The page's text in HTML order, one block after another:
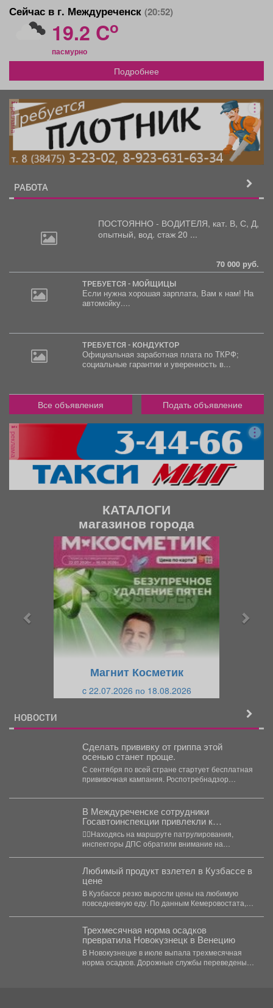
Сейчас в г. Междуреченск (20:52)
19.2 Co
пасмурно
Подробнее
реклама
РАБОТА
ПОСТОЯННО - ВОДИТЕЛЯ, кат. В, С, Д,
опытный, вод. стаж 20 ...
70 000 руб.
ТРЕБУЕТСЯ - МОЙЩИЦЫ
Если нужна хорошая зарплата, Вам к нам! На
автомойку....
ТРЕБУЕТСЯ - КОНДУКТОР
Официальная заработная плата по ТКРФ;
социальные гарантии и уверенность в...
Все объявления Подать объявление
реклама
КАТАЛОГИ
магазинов города
Магнит Косметик
c 22.07.2026 по 18.08.2026
НОВОСТИ
Сделать прививку от гриппа этой
осенью станет проще.
С сентября по всей стране стартует бесплатная
прививочная кампания. Роспотребнадзор
достаточно...
В Междуреченске сотрудники
Госавтоинспекции привлекли к
ответственности водителя-бесправника,
который пытался скрыться на
мотоцикле
👮‍♂Находясь на маршруте патрулирования,
инспекторы ДПС обратили внимание на
Любимый продукт взлетел в Кузбассе в
цене
В Кузбассе резко выросли цены на любимую
повседневную еду. По данным Кемеровостата, с
Трехмесячная норма осадков
превратила Новокузнецк в Венецию
В Новокузнецке в июле выпала трехмесячная
норма осадков. Дорожные службы переведены